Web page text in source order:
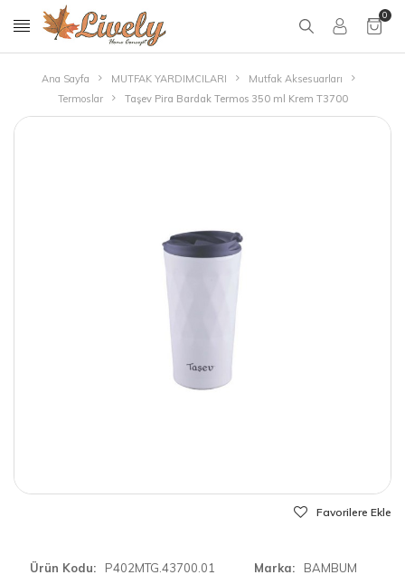
0
Ana Sayfa MUTFAK YARDIMCILARI
Mutfak Aksesuarları
Termoslar
Taşev Pira Bardak Termos 350 ml Krem T3700
Favorilere Ekle
Ürün Kodu P402MTG.43700.01 Marka BAMBUM